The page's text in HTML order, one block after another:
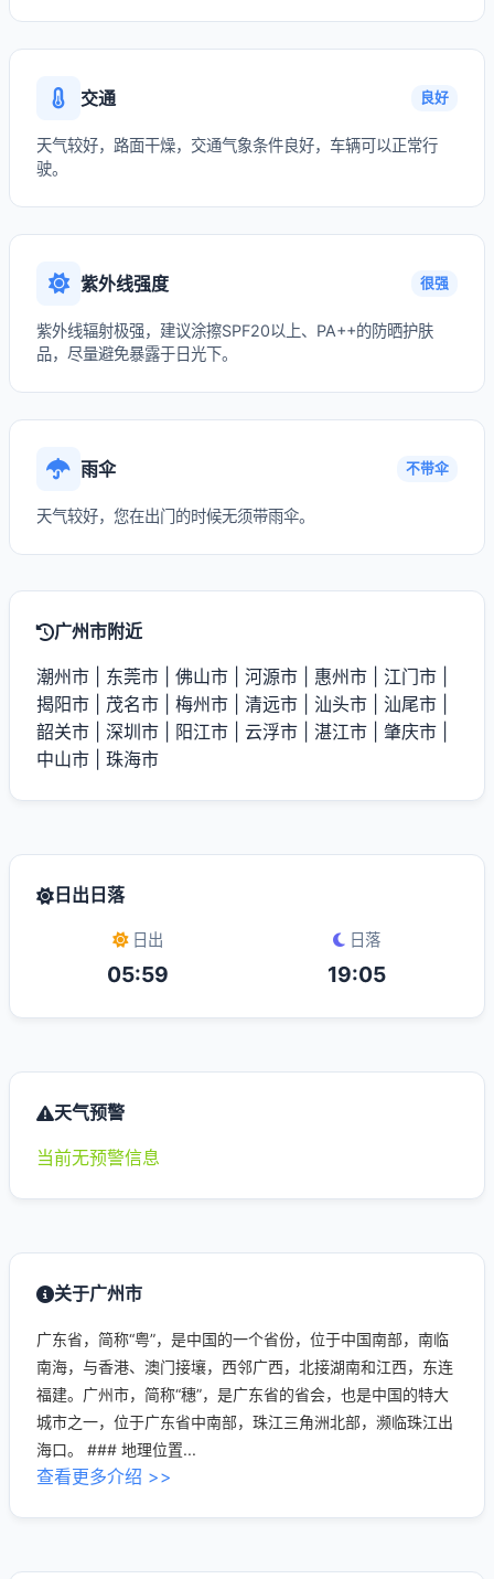
交通 良好
天气较好，路面干燥，交通气象条件良好，车辆可以正常行
驶。
紫外线强度 很强
紫外线辐射极强，建议涂擦SPF20以上、PA++的防晒护肤
品，尽量避免暴露于日光下。
雨伞 不带伞
天气较好，您在出门的时候无须带雨伞。
广州市附近
潮州市 东莞市 佛山市 河源市 惠州市 江门市
揭阳市
茂名市 梅州市 清远市 汕头市 汕尾市
韶关市
深圳市 阳江市 云浮市 湛江市 肇庆市
中山市
珠海市
日出日落
日出
05:59
日落
19:05
天气预警
当前无预警信息
关于广州市
广东省，简称“粤”，是中国的一个省份，位于中国南部，南临
南海，与香港、澳门接壤，西邻广西，北接湖南和江西，东连
福建。广州市，简称“穗”，是广东省的省会，也是中国的特大
城市之一，位于广东省中南部，珠江三角洲北部，濒临珠江出
海口。 ### 地理位置...
查看更多介绍 >>